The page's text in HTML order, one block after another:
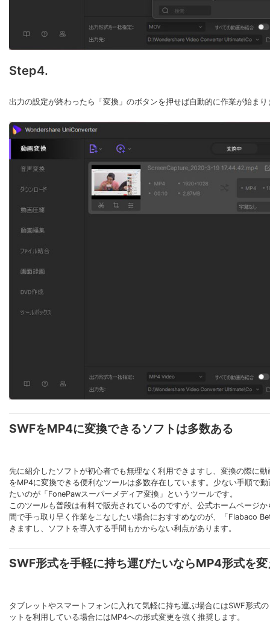
Step4.
出力の設定が終わったら「変換」のボタンを押せば自動的に作業が始ま
SWFをMP4に変換できるソフトは多数ある
先に紹介したソフトが初心者でも無理なく利用できますし、変換の際に
をMP4に変換できる便利なツールは多数存在しています。少ない手順で
たいのが「FonePawスーパーメディア変換」というツールです。
このツールも普段は有料で販売されているのですが、公式ホームページ
間で手っ取り早く作業をこなしたい場合におすすめなのが、「Flabaco
きますし、ソフトを導入する手間もかからない利点があります。
SWF形式を手軽に持ち運びたいならMP4形式を
タブレットやスマートフォンに入れて気軽に持ち運ぶ場合にはSWF形式
ットを利用している場合にはMP4への形式変更を強く推奨します。